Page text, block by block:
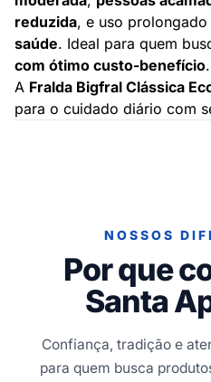
reduzida, e uso prolongado
saúde. Ideal para quem
com ótimo custo-benefício.
A Fralda Bigfral Clássica
para o cuidado diário com
NOSSOS
Por que
Santa
Confiança, tradição e
para quem busca